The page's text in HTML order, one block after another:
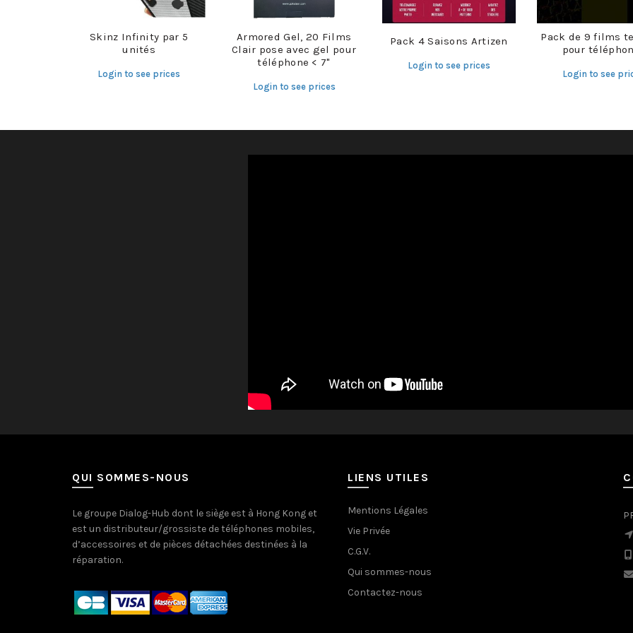
Skinz Infinity par 5
unités
Login to see prices
Armored Gel, 20 Films
Clair pose avec gel pour
téléphone < 7"
Login to see prices
Pack 4 Saisons Artizen
Login to see prices
Pack de 9 films
pour
Login to see
QUI SOMMES-NOUS
Le groupe Dialog-Hub dont le siège est à Hong Kong et
est un distributeur/grossiste de téléphones mobiles,
d’accessoires et de pièces détachées destinées à la
réparation.
LIENS UTILES
Mentions Légales
Vie Privée
C.G.V.
Qui sommes-nous
Contactez-nous